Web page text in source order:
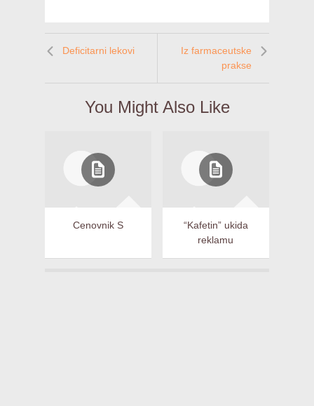
Deficitarni lekovi
Iz farmaceutske
prakse
You Might Also Like
Cenovnik S
“Kafetin” ukida
reklamu